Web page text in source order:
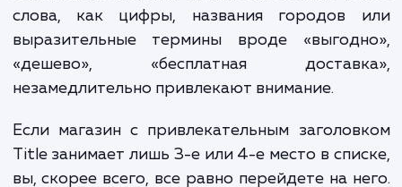
выводится в результатах выдачи
систем как заголовок сниппета — короткого
описания
значит, и на посещаемость.